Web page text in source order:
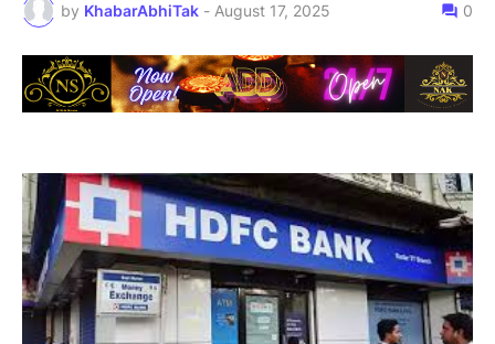
by KhabarAbhiTak - August 17, 2025 0